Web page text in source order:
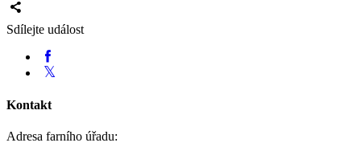
Sdílejte událost
Kontakt
Adresa farního úřadu: